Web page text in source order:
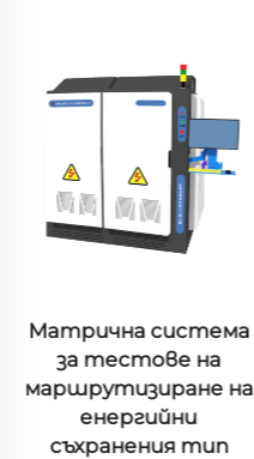
Матрична система
за тестове на
маршрутизиране на
енергийни
съхранения тип